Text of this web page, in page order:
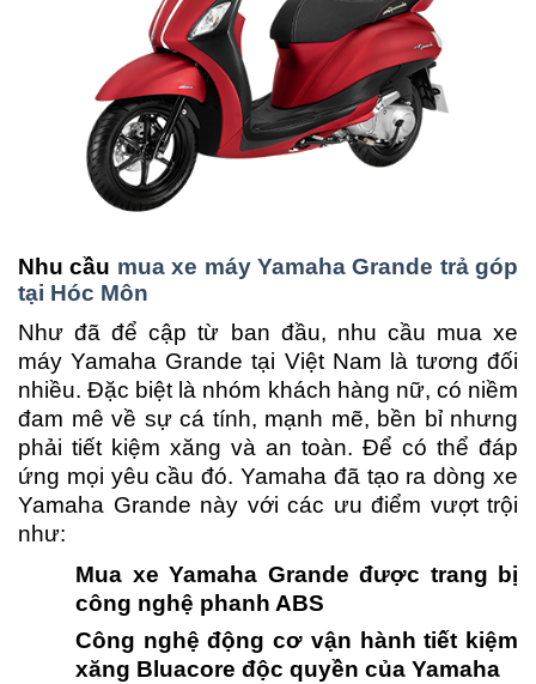
Nhu cầu mua xe máy Yamaha Grande trả góp
tại Hóc Môn
Như đã để cập từ ban đầu, nhu cầu mua xe
máy Yamaha Grande tại Việt Nam là tương đối
nhiều. Đặc biệt là nhóm khách hàng nữ, có niềm
đam mê về sự cá tính, mạnh mẽ, bền bỉ nhưng
phải tiết kiệm xăng và an toàn. Để có thể đáp
ứng mọi yêu cầu đó. Yamaha đã tạo ra dòng xe
Yamaha Grande này với các ưu điểm vượt trội
như:
Mua xe Yamaha Grande được trang bị
công nghệ phanh ABS
Công nghệ động cơ vận hành tiết kiệm
xăng Bluacore độc quyền của Yamaha